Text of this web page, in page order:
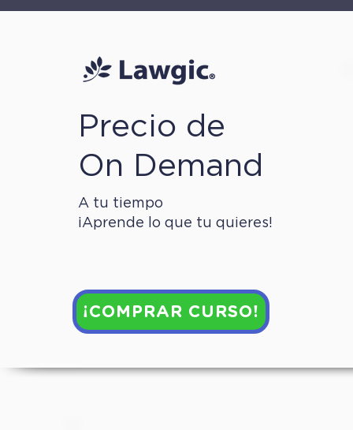
Precio de
On Demand
A tu tiempo
¡Aprende lo que tu quieres!
¡COMPRAR CURSO!